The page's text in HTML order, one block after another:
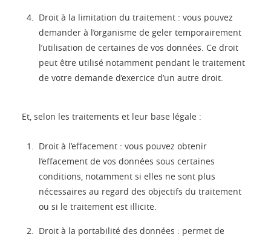
Droit à la limitation du traitement : vous pouvez
demander à l’organisme de geler temporairement
l’utilisation de certaines de vos données. Ce droit
peut être utilisé notamment pendant le traitement
de votre demande d’exercice d’un autre droit.
Et, selon les traitements et leur base légale :
Droit à l’effacement : vous pouvez obtenir
l’effacement de vos données sous certaines
conditions, notamment si elles ne sont plus
nécessaires au regard des objectifs du traitement
ou si le traitement est illicite.
Droit à la portabilité des données : permet de